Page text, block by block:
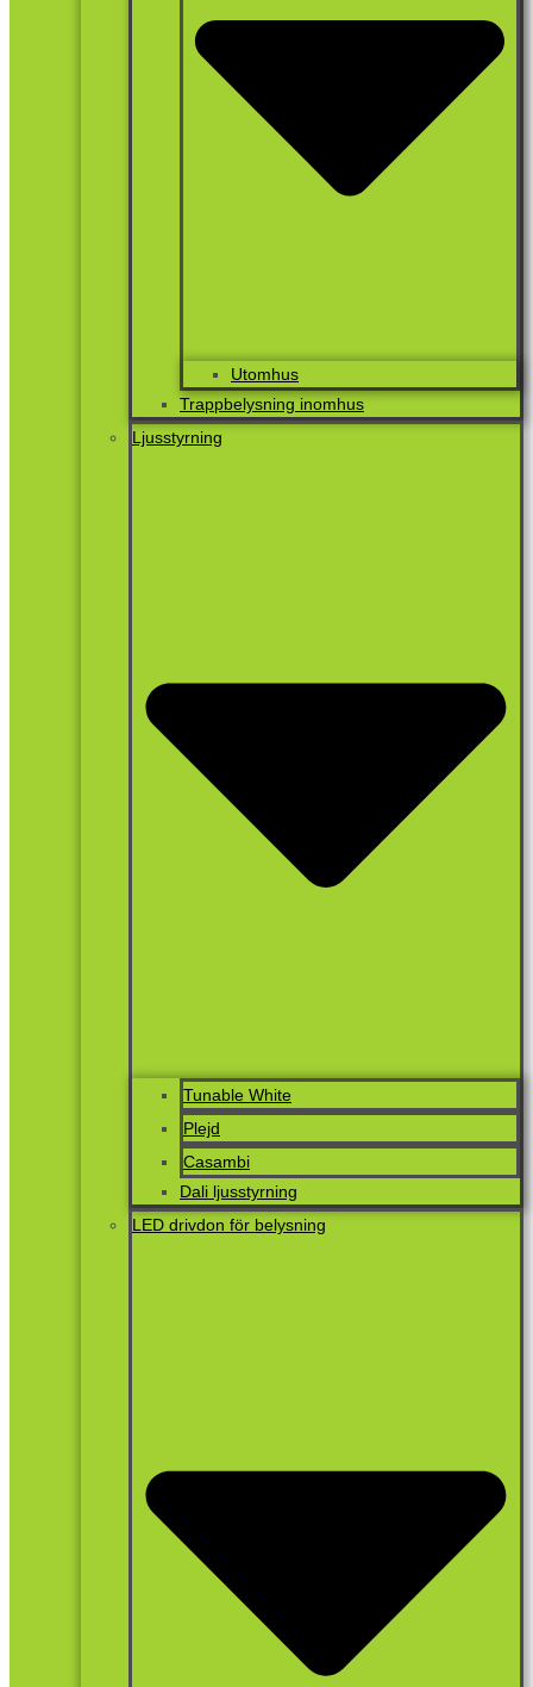
Utomhus
Trappbelysning inomhus
Ljusstyrning
Tunable White
Plejd
Casambi
Dali ljusstyrning
LED drivdon för belysning